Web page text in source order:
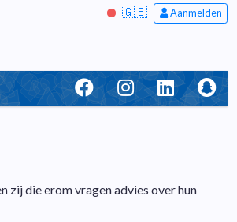
🇬🇧 Aanmelden
zij die erom vragen advies over hun